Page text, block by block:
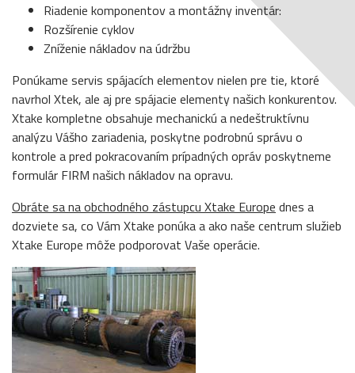
Riadenie komponentov a montážny inventár:
Rozšírenie cyklov
Zníženie nákladov na údržbu
Ponúkame servis spájacích elementov nielen pre tie, ktoré
navrhol Xtek, ale aj pre spájacie elementy našich konkurentov.
Xtake kompletne obsahuje mechanickú a nedeštruktívnu
analýzu Vášho zariadenia, poskytne podrobnú správu o
kontrole a pred pokracovaním prípadných opráv poskytneme
formulár FIRM našich nákladov na opravu.
Obráte sa na obchodného zástupcu Xtake Europe dnes a
dozviete sa, co Vám Xtake ponúka a ako naše centrum služieb
Xtake Europe môže podporovat Vaše operácie.